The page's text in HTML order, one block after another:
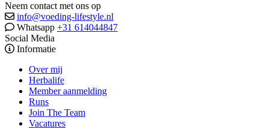
Neem contact met ons op
info@voeding-lifestyle.nl
Whatsapp +31 614044847
Social Media
Informatie
Over mij
Herbalife
Member aanmelding
Runs
Join The Team
Vacatures